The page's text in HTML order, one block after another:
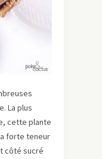
La plus
cette plante
forte teneur
côté sucré